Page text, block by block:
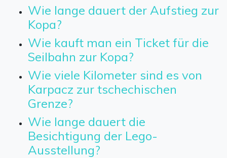
Wie lange dauert der Aufstieg zur
Kopa?
Wie kauft man ein Ticket für die
Seilbahn zur Kopa?
Wie viele Kilometer sind es von
Karpacz zur tschechischen
Grenze?
Wie lange dauert die
Besichtigung der Lego-
Ausstellung?